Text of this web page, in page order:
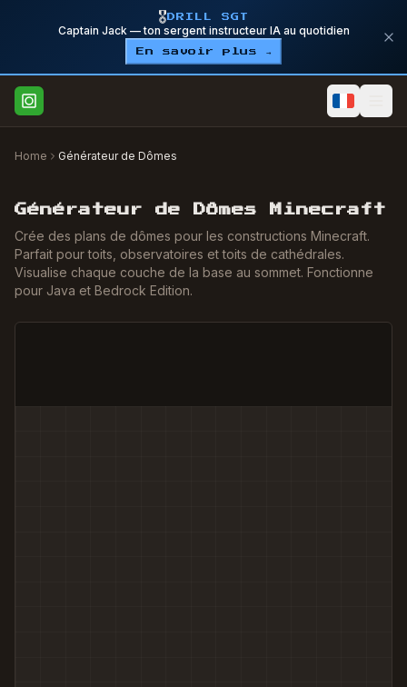
🎖️ DRILL SGT
Captain Jack — ton sergent instructeur IA au quotidien
En savoir plus →
Home Générateur de Dômes
Générateur de Dômes Minecraft
Crée des plans de dômes pour les constructions Minecraft.
Parfait pour toits, observatoires et toits de cathédrales.
Visualise chaque couche de la base au sommet. Fonctionne
pour Java et Bedrock Edition.